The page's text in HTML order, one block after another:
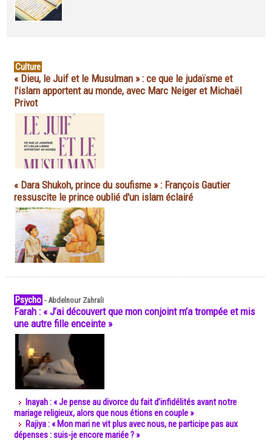
Culture
« Dieu, le Juif et le Musulman » : ce que le judaïsme et
l'islam apportent au monde, avec Marc Neiger et Michaël
Privot
« Dara Shukoh, prince du soufisme » : François Gautier
ressuscite le prince oublié d'un islam éclairé
Psycho -Abdelnour Zahrali
Farah : « J’ai découvert que mon conjoint m’a trompée et mis
une autre fille enceinte »
Inayah : « Je pense au divorce du fait d’infidélités avant notre
mariage religieux, alors que nous étions en couple »
Rajiya : « Mon mari ne vit plus avec nous, ne participe pas aux
dépenses : suis-je encore mariée ? »